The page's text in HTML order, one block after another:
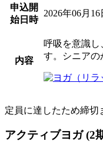
申込開
始日時
2026年06月16
内容
呼吸を意識し
す。シニアの
定員に達したため締切
アクティブヨガ (2